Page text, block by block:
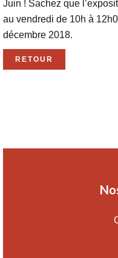
Juin ! Sachez que
au vendredi de 10h à
décembre 2018.
RETOUR